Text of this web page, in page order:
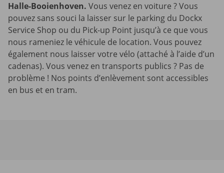
Halle-Booienhoven. Vous venez en voiture ? Vous
pouvez sans souci la laisser sur le parking du Dockx
Service Shop ou du Pick-up Point jusqu’à ce que vous
nous rameniez le véhicule de location. Vous pouvez
également nous laisser votre vélo (attaché à l’aide d’un
cadenas). Vous venez en transports publics ? Pas de
problème ! Nos points d’enlèvement sont accessibles
en bus et en tram.